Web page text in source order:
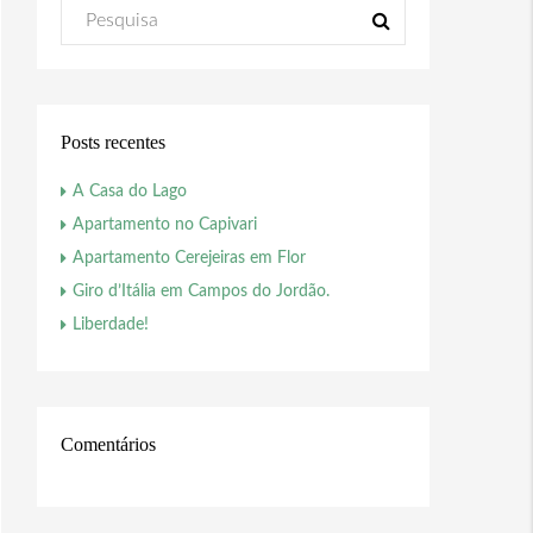
Posts recentes
A Casa do Lago
Apartamento no Capivari
Apartamento Cerejeiras em Flor
Giro d’Itália em Campos do Jordão.
Liberdade!
Comentários